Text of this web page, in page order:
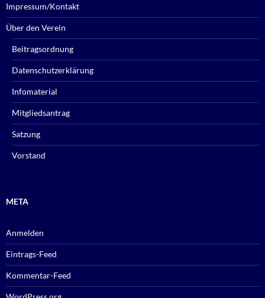
Impressum/Kontakt
Über den Verein
Beitragsordnung
Datenschutzerklärung
Infomaterial
Mitgliedsantrag
Satzung
Vorstand
META
Anmelden
Eintrags-Feed
Kommentar-Feed